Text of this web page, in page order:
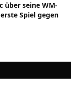
über seine WM-
Spiel gegen